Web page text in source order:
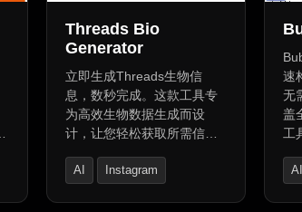
Threads Bio
Generator
立即生成Threads生物信
息，数秒完成。这款工具专
为高效生物数据生成而设
计，让您轻松获取所需信
于其快速、准确的生成能
AI
Instagram
速
无
盖
工
AI